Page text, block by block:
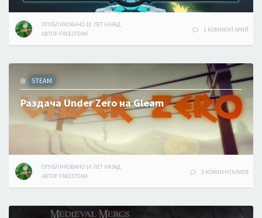
ОПУБЛИКОВАНО 10 ЛЕТНАЗАД
АВТОР:FREESTEAM
1 КОММЕНТАРИЙ
STEAM
Раздача Under Zero на Gleam
ОПУБЛИКОВАНО 10 ЛЕТНАЗАД
АВТОР:FREESTEAM
5 КОММЕНТАРИЕВ